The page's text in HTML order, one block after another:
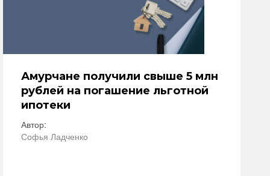
Амурчане получили свыше 5 млн
рублей на погашение льготной
ипотеки
Автор:
Софья Ладченко